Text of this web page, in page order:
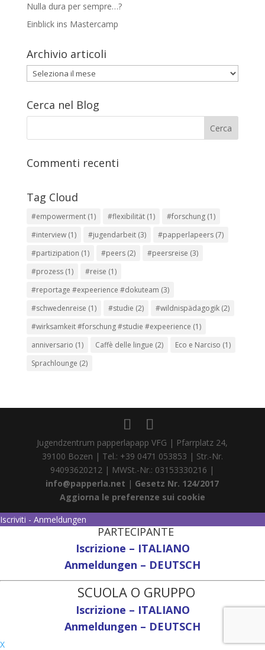
Nulla dura per sempre…?
Einblick ins Mastercamp
Archivio articoli
Archivio
articoli
Cerca nel Blog
Commenti recenti
Tag Cloud
#empowerment(1) #flexibilität(1) #forschung(1)
#interview(1) #jugendarbeit(3) #papperlapeers(7)
#partizipation (1) #peers(2) #peersreise (3)
#prozess(1) #reise (1)
#reportage #expeerience #dokuteam (3)
#schwedenreise (1) #studie (2) #wildnispädagogik(2)
#wirksamkeit #forschung #studie #expeerience (1)
anniversario (1) Caffè delle lingue (2) Eco e Narciso (1)
Sprachlounge (2)
Jugendzentrum papperlapapp VFG | Pfarrplatz 24,
39100 Bozen | Tel.: +39 0471 053853 | Str.-Nr.
94093620212 | MWSt.-Nr.: 03153330216 |
info@papperla.net | Gesetz Nr. 124/2017
Aggiorna le preferenze sui cookie
Iscriviti - Anmeldungen
PARTECIPANTE
Iscrizione – ITALIANO
Anmeldungen – DEUTSCH
SCUOLA O GRUPPO
Iscrizione – ITALIANO
Anmeldungen – DEUTSCH
X